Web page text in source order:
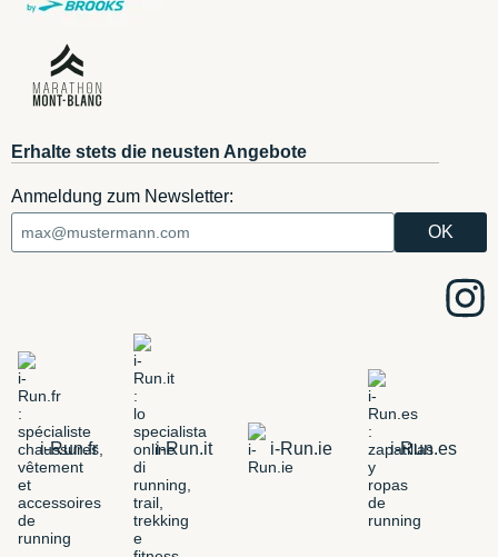
Erhalte stets die neusten Angebote
Anmeldung zum Newsletter:
i-Run.fr i-Run.it i-Run.ie i-Run.es